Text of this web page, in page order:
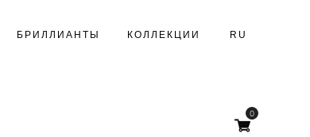
БРИЛЛИАНТЫ КОЛЛЕКЦИИ RU
0